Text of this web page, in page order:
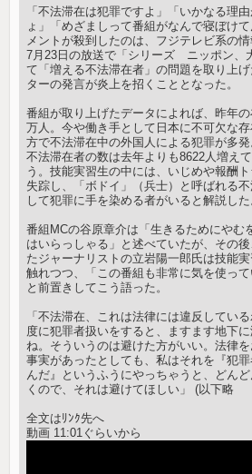
「不法滞在は犯罪ですよ」「いかなる理
ょ」「めざましって番組がなんで寝ぼけ
メントが殺到したのは、フジテレビ系の情
7月23日の放送で「シリーズ ニッポン、
て「増える不法滞在者」の問題を取り上
ターの発言が炎上を招くこととなった。
番組が取り上げたデータによれば、昨年
万人。今や働き手として日本に不可欠な
方で不法滞在中の外国人による犯罪が多発
不法滞在者の数は去年よりも8622人増え
う。技能実習生の中には、いじめや報酬
失踪し、「ボドイ」（兵士）と呼ばれる
して犯罪に手を染める者がいると解説した
番組MCの谷原章介は「生きるためにやむ
はいらっしゃる」と述べていたが、その
たジャーナリストの立岩陽一郎氏は技能
触れつつ、「この番組も非常に気を使って
と前置きしてこう語った。
「不法滞在、これは法律には違反してい
度に犯罪者扱いをすると、ますます地下
ね。そういうのは避けた方がいい。法律
事実があったとしても、私はそれを『犯
んだ』というふうにやっちゃうと、どん
くので、それは避けてほしい」 (以下略
全文はﾘﾝｸ先へ
動画 11:01ぐらいから